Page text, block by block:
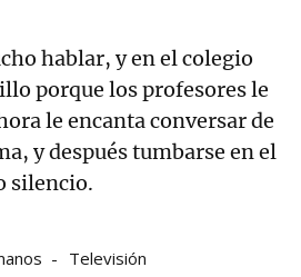
hablar, y en el colegio
porque los profesores le
le encanta conversar de
y después tumbarse en el
silencio.
Televisión